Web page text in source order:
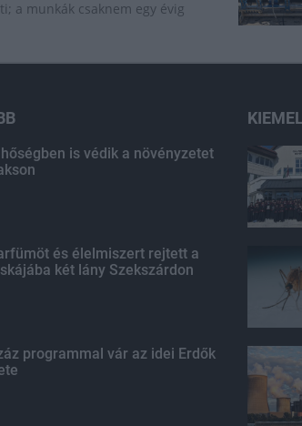
a munkák csaknem egy évig
is védik a növényzetet
és élelmiszert rejtett a
két lány Szekszárdon
programmal vár az idei Erdők